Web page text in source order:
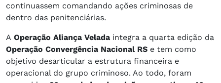
continuassem comandando ações criminosas de
dentro das penitenciárias.
A Operação Aliança Velada integra a quarta edição da
Operação Convergência Nacional RS e tem como
objetivo desarticular a estrutura financeira e
operacional do grupo criminoso. Ao todo, foram